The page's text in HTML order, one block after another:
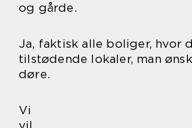
og gårde.
Ja, faktisk alle boliger, hvor
tilstødende lokaler, man
døre.
Vi
vil